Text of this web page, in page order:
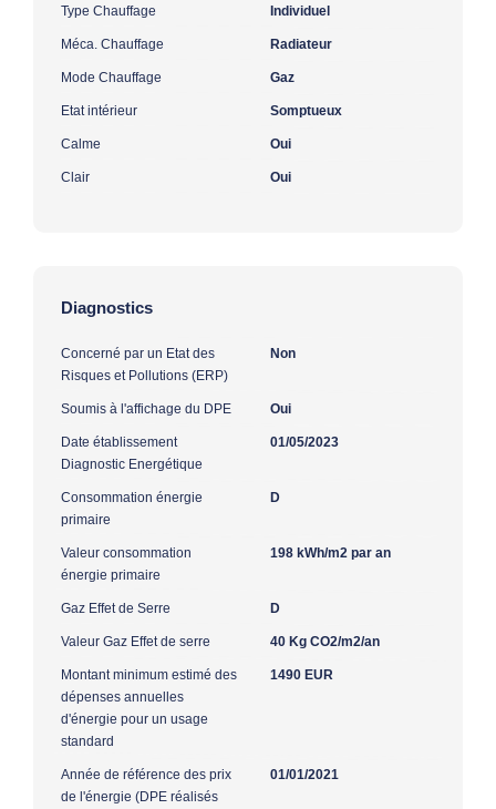
Type Chauffage Individuel
Méca. Chauffage Radiateur
Mode Chauffage Gaz
Etat intérieur Somptueux
Calme Oui
Clair Oui
Diagnostics
Concerné par un Etat des
Risques et Pollutions (ERP)
Non
Soumis à l'affichage du DPE Oui
Date établissement
Diagnostic Energétique
01/05/2023
Consommation énergie
primaire
D
Valeur consommation
énergie primaire
198 kWh/m2 par an
Gaz Effet de Serre D
Valeur Gaz Effet de serre 40 Kg CO2/m2/an
Montant minimum estimé des
dépenses annuelles
d'énergie pour un usage
standard
1490 EUR
Année de référence des prix
de l'énergie (DPE réalisés
01/01/2021